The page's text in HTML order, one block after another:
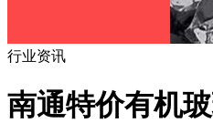
行业资讯
南通特价有机